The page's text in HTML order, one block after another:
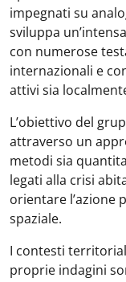
impegnati su
sviluppa
con numerose
internazionali e
attivi sia
L’obiettivo del
attraverso un
metodi sia
legati alla crisi
orientare l’azione
spaziale.
I contesti
proprie indagini